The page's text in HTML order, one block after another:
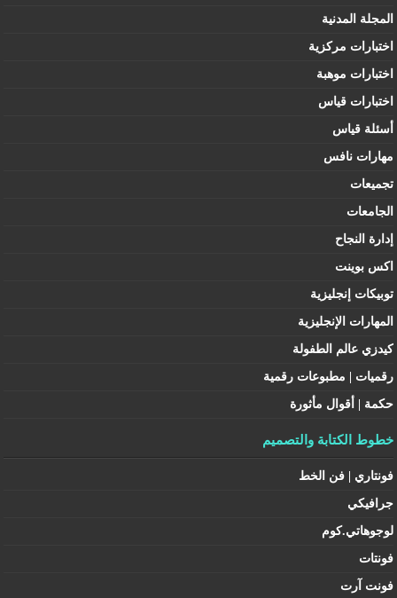
المجلة المدنية
اختبارات مركزية
اختبارات موهبة
اختبارات قياس
أسئلة قياس
مهارات نافس
تجميعات
الجامعات
إدارة النجاح
اكس بوينت
توبيكات إنجليزية
المهارات الإنجليزية
كيدزي عالم الطفولة
رقميات | مطبوعات رقمية
حكمة | أقوال مأثورة
خطوط الكتابة والتصميم
فونتاري | فن الخط
جرافيكي
لوجوهاتي.كوم
فونتات
فونت آرت